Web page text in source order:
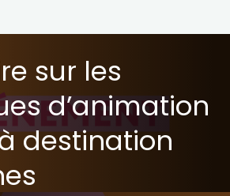
sur les
d’animation
destination